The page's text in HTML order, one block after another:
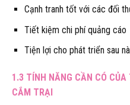
Cạnh tranh tốt với các đối
Tiết kiệm chi phí quảng cáo
Tiện lợi cho phát triển sau
1.3 TÍNH NĂNG CẦN CÓ CỦA
CẮM TRẠI